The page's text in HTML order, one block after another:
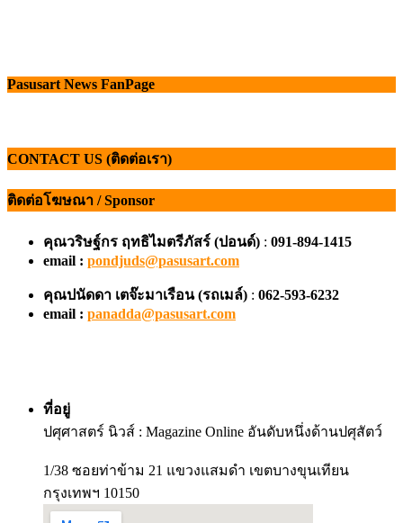
Pasusart News FanPage
CONTACT US (ติดต่อเรา)
ติดต่อโฆษณา / Sponsor
คุณวริษฐ์กร ฤทธิไมตรีภัสร์ (ปอนด์) : 091-894-1415
email : pondjuds@pasusart.com
คุณปนัดดา เตจ๊ะมาเรือน (รถเมล์) : 062-593-6232
email : panadda@pasusart.com
ที่อยู่
ปศุศาสตร์ นิวส์ : Magazine Online อันดับหนึ่งด้านปศุสัตว์
1/38 ซอยท่าข้าม 21 แขวงแสมดำ เขตบางขุนเทียน
กรุงเทพฯ 10150